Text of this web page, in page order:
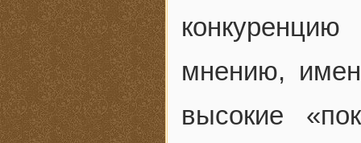
мнению,
высокие